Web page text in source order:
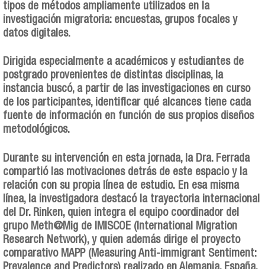
tipos de métodos ampliamente utilizados en la
investigación migratoria: encuestas, grupos focales y
datos digitales.
Dirigida especialmente a académicos y estudiantes de
postgrado provenientes de distintas disciplinas, la
instancia buscó, a partir de las investigaciones en curso
de los participantes, identificar qué alcances tiene cada
fuente de información en función de sus propios diseños
metodológicos.
Durante su intervención en esta jornada, la Dra. Ferrada
compartió las motivaciones detrás de este espacio y la
relación con su propia línea de estudio. En esa misma
línea, la investigadora destacó la trayectoria internacional
del Dr. Rinken, quien integra el equipo coordinador del
grupo Meth@Mig de IMISCOE (International Migration
Research Network), y quien además dirige el proyecto
comparativo MAPP (Measuring Anti-immigrant Sentiment: